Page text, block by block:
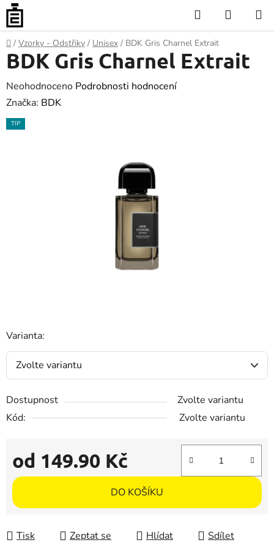
Přejít
obsah
Hledat
KOŠÍK
Domů
/ Vzorky - Odstřiky / Unisex / BDK Gris Charnel Extrait
Varianta:
Dostupnost
Zvolte variantu
Kód:
Zvolte variantu
od 149.90 Kč
Měrná cena:
DO KOŠÍKU
Tisk Zeptat se Hlídat Sdílet
BDK Gris Charnel Extrait
Průměrné
hodnocení
produktu
Neohodnoceno Podrobnosti hodnocení
Značka: BDK
TIP